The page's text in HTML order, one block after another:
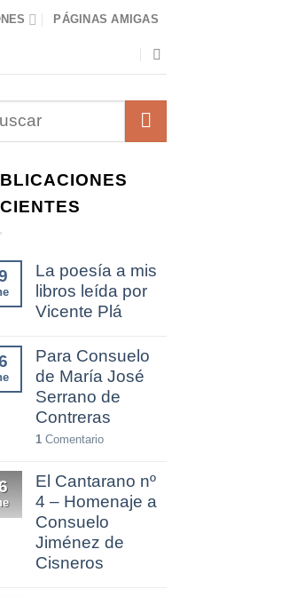
PÁGINAS AMIGAS
La poesía a mis
libros leída por
Vicente Plá
Para Consuelo
de María José
Serrano de
Contreras
1Comentario
El Cantarano nº
4 – Homenaje a
Consuelo
Jiménez de
Cisneros